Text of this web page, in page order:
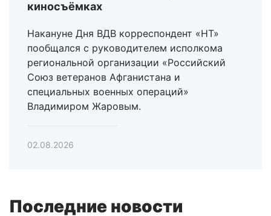
киносъёмках
Накануне Дня ВДВ корреспондент «НТ»
пообщался с руководителем исполкома
региональной организации «Российский
Союз ветеранов Афганистана и
специальных военных операций»
Владимиром Жаровым.
02.08.2026
Последние новости